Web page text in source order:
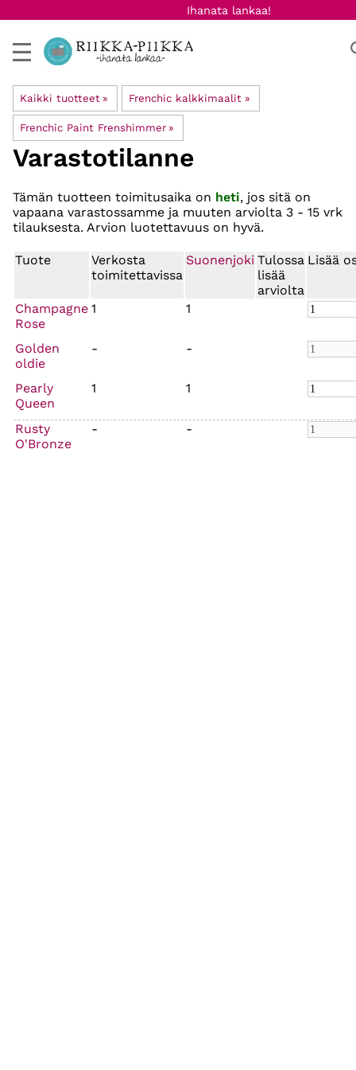
Ihanata lankaa!
Kaikki tuotteet ‪» Frenchic kalkkimaalit ‪»
Frenchic Paint Frenshimmer ‪»
Varastotilanne
Tämän tuotteen toimitusaika on heti, jos sitä on
vapaana varastossamme ja muuten arviolta 3 - 15 vrk
tilauksesta. Arvion luotettavuus on hyvä.
Tuote
Verkosta
toimitettavissa
Suonenjoki Tulossa
lisää
arviolta
Lisää
Champagne
Rose
1 1
Golden
oldie
- -
Pearly
Queen
1 1
Rusty
O'Bronze
- -